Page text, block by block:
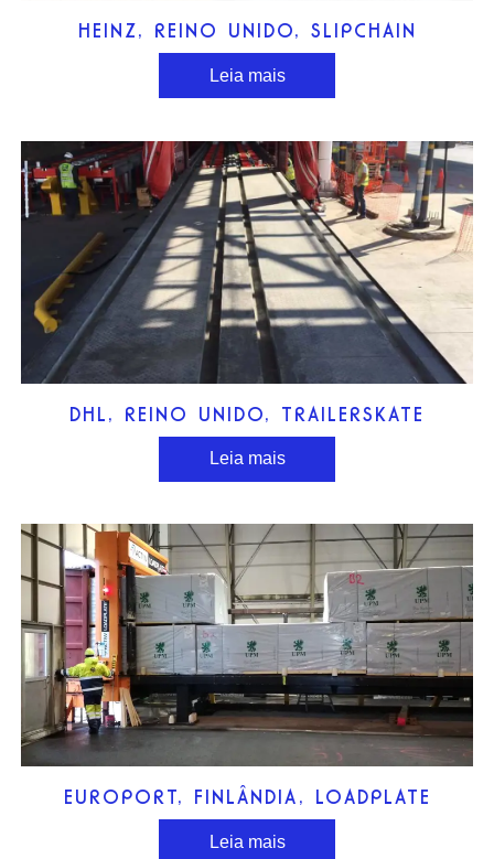
HEINZ, REINO UNIDO, SLIPCHAIN
Leia mais
DHL, REINO UNIDO, TRAILERSKATE
Leia mais
EUROPORT, FINLÂNDIA, LOADPLATE
Leia mais